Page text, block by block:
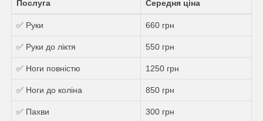
Послуга Середня ціна
✅ Руки 660 грн
✅ Руки до ліктя 550 грн
✅ Ноги повністю 1250 грн
✅ Ноги до коліна 850 грн
✅ Пахви 300 грн